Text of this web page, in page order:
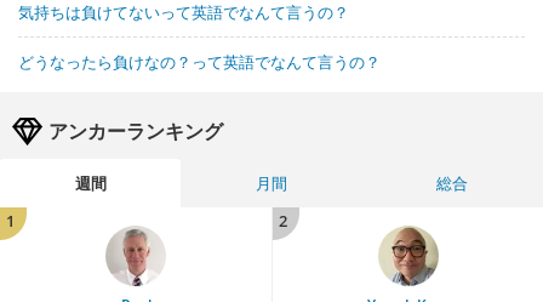
気持ちは負けてないって英語でなんて言うの？
どうなったら負けなの？って英語でなんて言うの？
アンカーランキング
週間 月間
総合
1
2